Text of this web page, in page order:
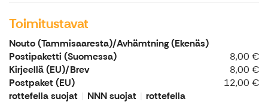
Toimitustavat
Nouto (Tammisaaresta)/Avhämtning (Ekenäs)
Postipaketti (Suomessa)
8,00 €
Kirjeellä (EU)/Brev
8,00 €
Postpaket (EU)
12,00 €
rottefella suojat
NNN suojat
rottefella